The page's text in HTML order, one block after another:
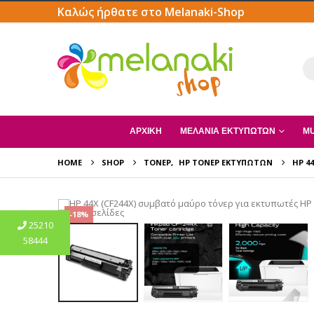
Καλώς ήρθατε στο Melanaki-Shop
ΑΡΧΙΚΗ ΜΕΛΆΝΙΑ ΕΚΤΥΠΩΤΏΝ
HOME SHOP ΤΌΝΕΡ, HP ΤΌΝΕΡ ΕΚΤΥΠΩΤΏΝ HP
-18%
25210
58444